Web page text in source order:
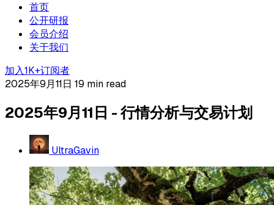
首页
公开研报
会员介绍
关于我们
加入1K+订阅者
2025年9月11日 19 min read
2025年9月11日 - 行情分析与交易计划
UltraGavin